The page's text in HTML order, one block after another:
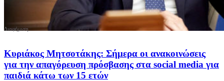
Κυριάκος Μητσοτάκης: Σήμερα οι ανακοινώσεις
για την απαγόρευση πρόσβασης στα social media για
παιδιά κάτω των 15 ετών